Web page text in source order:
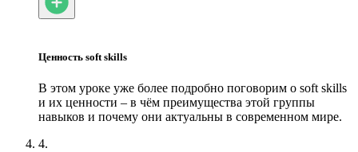
Ценность soft skills
В этом уроке уже более подробно поговорим о soft skills
и их ценности – в чём преимущества этой группы
навыков и почему они актуальны в современном мире.
4.